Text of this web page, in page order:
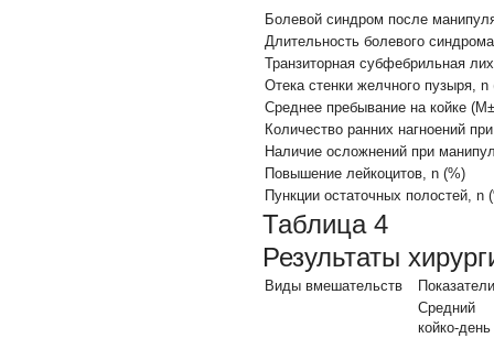
Болевой синдром после
Длительность болевого
Транзиторная субфебрильная
Отека стенки желчного пузыря, n
Среднее пребывание на койке
Количество ранних нагноений
Наличие осложнений при
Повышение лейкоцитов, n (%)
Пункции остаточных полостей, n
Таблица 4
Результаты
Виды вмешательств
Показатели
Средний
койко-день